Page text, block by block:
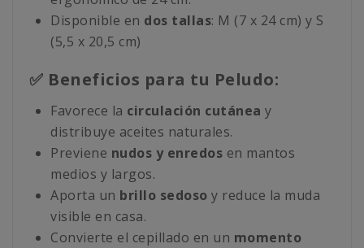
Disponible en dos tallas: M (7 x 24 cm) y S
(5,5 x 20,5 cm)
✅ Beneficios para tu Peludo:
Favorece la circulación cutánea y
distribuye aceites naturales.
Previene nudos y enredos en mantos
medios y largos.
Aporta un brillo sedoso y reduce la muda
visible en casa.
Convierte el cepillado en un momento